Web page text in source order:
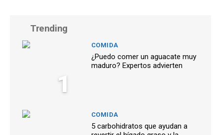
Trending
1
COMIDA
¿Puedo comer un aguacate muy
maduro? Expertos advierten
COMIDA
5 carbohidratos que ayudan a